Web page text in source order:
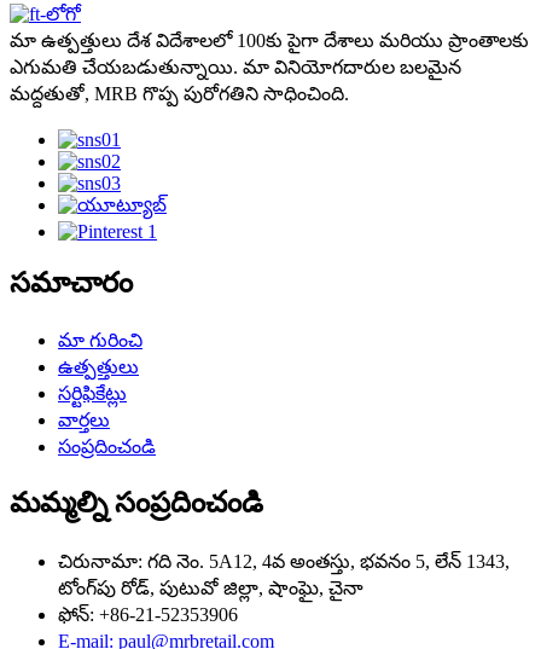
మా ఉత్పత్తులు దేశ విదేశాలలో 100కు పైగా దేశాలు మరియు ప్రాంతాలకు
ఎగుమతి చేయబడుతున్నాయి. మా వినియోగదారుల బలమైన
మద్దతుతో, MRB గొప్ప పురోగతిని సాధించింది.
సమాచారం
మా గురించి
ఉత్పత్తులు
సర్టిఫికేట్లు
వార్తలు
సంప్రదించండి
మమ్మల్ని సంప్రదించండి
చిరునామా: గది నెం. 5A12, 4వ అంతస్తు, భవనం 5, లేన్ 1343,
టోంగ్‌పు రోడ్, పుటువో జిల్లా, షాంఘై, చైనా
ఫోన్: +86-21-52353906
E-mail: paul@mrbretail.com